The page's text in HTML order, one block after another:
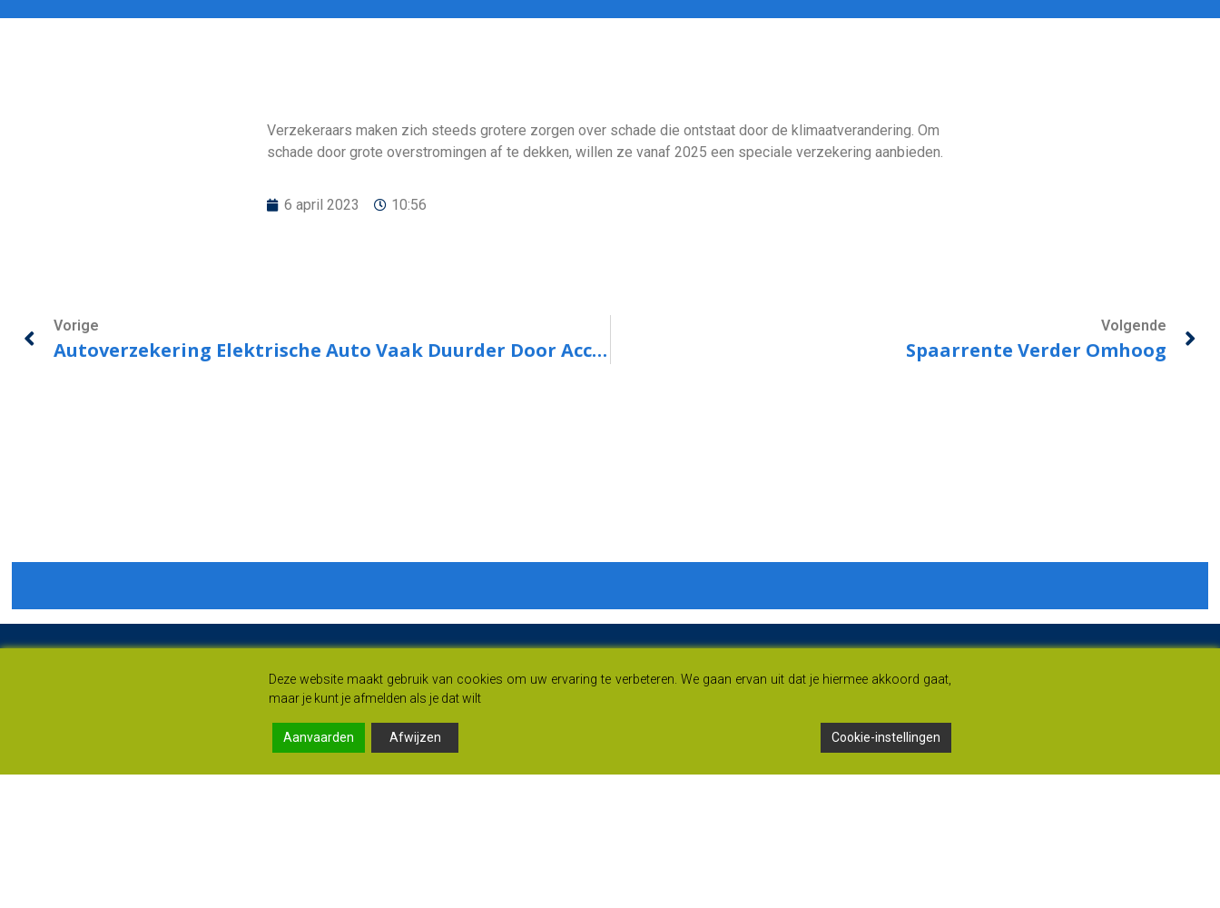
Verzekeraars maken zich steeds grotere zorgen over schade die ontstaat door de klimaatverandering. Om
schade door grote overstromingen af te dekken, willen ze vanaf 2025 een speciale verzekering aanbieden.
6 april 2023 10:56
Vorige
Autoverzekering Elektrische Auto Vaak Duurder Door Accu’s
Volgende
Spaarrente Verder Omhoog
Deze website maakt gebruik van cookies om uw ervaring te verbeteren. We gaan ervan uit dat je hiermee akkoord gaat,
maar je kunt je afmelden als je dat wilt
Aanvaarden Afwijzen Cookie-instellingen